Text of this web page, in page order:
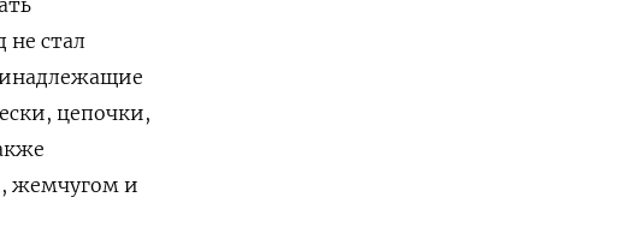
не стал
цепочки,
жемчугом и